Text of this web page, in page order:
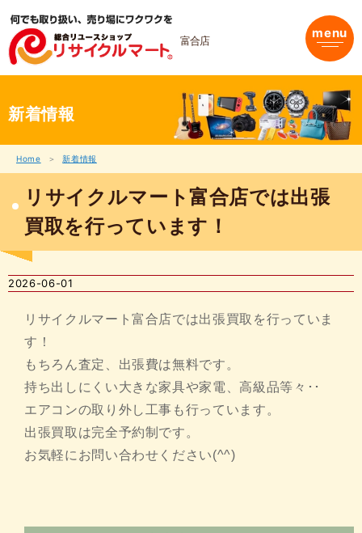
ス
富合店 menu
新着情報
Home 新着情報
リサイクルマート富合店では出張
買取を行っています！
2026-06-01
リサイクルマート富合店では出張買取を行っていま
す！
もちろん査定、出張費は無料です。
持ち出しにくい大きな家具や家電、高級品等々･･
エアコンの取り外し工事も行っています。
出張買取は完全予約制です。
お気軽にお問い合わせください(^^)